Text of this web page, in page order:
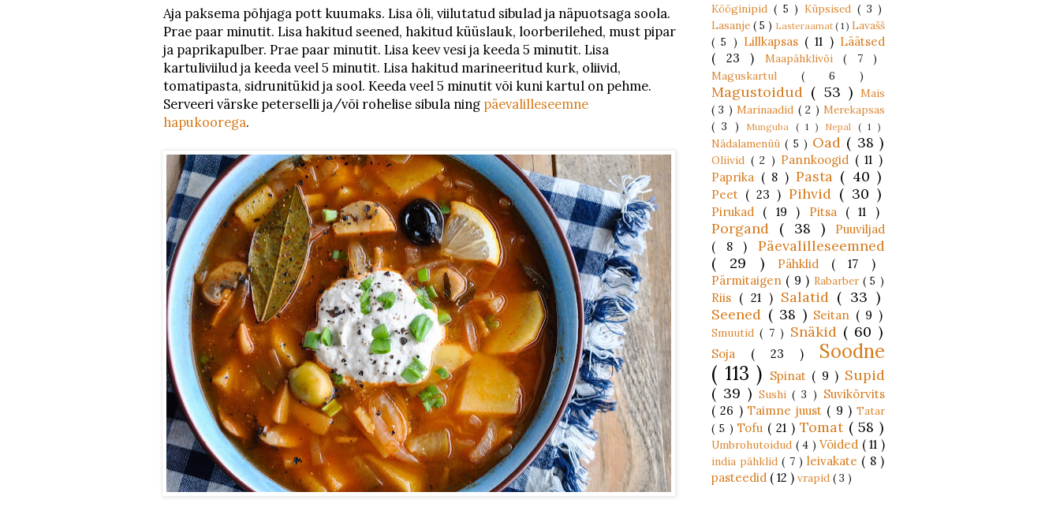
Aja paksema põhjaga pott kuumaks. Lisa õli, viilutatud sibulad ja näpuotsaga soola.
Prae paar minutit. Lisa hakitud seened, hakitud küüslauk, loorberilehed, must pipar
ja paprikapulber. Prae paar minutit. Lisa keev vesi ja keeda 5 minutit. Lisa
kartuliviilud ja keeda veel 5 minutit. Lisa hakitud marineeritud kurk, oliivid,
tomatipasta, sidrunitükid ja sool. Keeda veel 5 minutit või kuni kartul on pehme.
Serveeri värske peterselli ja/või rohelise sibula ning päevalilleseemne
hapukoorega.
Kööginipid ( 5 ) Küpsised ( 3 )
Lasanje ( 5 ) Lasteraamat ( 1 ) Lavašš
( 5 ) Lillkapsas ( 11 ) Läätsed
( 23 ) Maapähklivõi( 7 )
Maguskartul ( 6 )
Magustoidud ( 53 ) Mais
( 3 )Marinaadid ( 2 )Merekapsas
( 3 )
Munguba ( 1 ) Nepal ( 1 )
Nädalamenüü( 5 ) Oad ( 38 )
Oliivid ( 2 ) Pannkoogid ( 11 )
Paprika ( 8 ) Pasta ( 40 )
Peet ( 23 ) Pihvid ( 30 )
Pirukad ( 19 ) Pitsa ( 11 )
Porgand ( 38 )
Puuviljad
( 8 ) Päevalilleseemned
( 29 )
Pähklid ( 17 )
Pärmitaigen ( 9 ) Rabarber ( 5 )
Riis ( 21 ) Salatid ( 33 )
Seened ( 38 ) Seitan ( 9 )
Smuutid( 7 ) Snäkid ( 60 )
Soja ( 23 ) Soodne
( 113 ) Spinat ( 9 ) Supid
( 39 ) Sushi( 3 ) Suvikõrvits
( 26 ) Taimne juust ( 9 ) Tatar
( 5 )Tofu ( 21 ) Tomat ( 58 )
Umbrohutoidud ( 4 ) Võided ( 11 )
india pähklid( 7 )leivakate ( 8 )
pasteedid ( 12 ) vrapid ( 3 )